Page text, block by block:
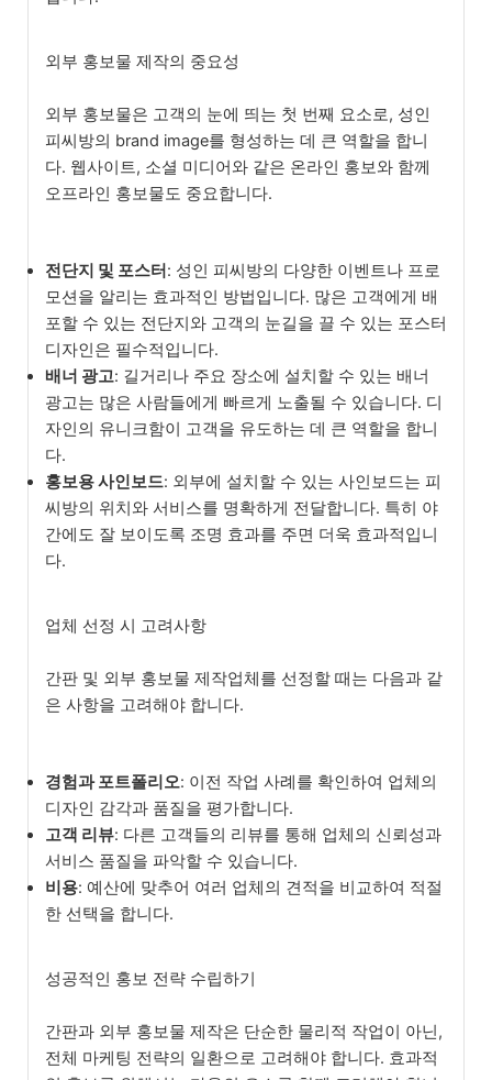
외부 홍보물 제작의 중요성
외부 홍보물은 고객의 눈에 띄는 첫 번째 요소로, 성인
피씨방의 brand image를 형성하는 데 큰 역할을 합니
다. 웹사이트, 소셜 미디어와 같은 온라인 홍보와 함께
오프라인 홍보물도 중요합니다.
전단지 및 포스터: 성인 피씨방의 다양한 이벤트나 프로
모션을 알리는 효과적인 방법입니다. 많은 고객에게 배
포할 수 있는 전단지와 고객의 눈길을 끌 수 있는 포스터
디자인은 필수적입니다.
배너 광고: 길거리나 주요 장소에 설치할 수 있는 배너
광고는 많은 사람들에게 빠르게 노출될 수 있습니다. 디
자인의 유니크함이 고객을 유도하는 데 큰 역할을 합니
다.
홍보용 사인보드: 외부에 설치할 수 있는 사인보드는 피
씨방의 위치와 서비스를 명확하게 전달합니다. 특히 야
간에도 잘 보이도록 조명 효과를 주면 더욱 효과적입니
다.
업체 선정 시 고려사항
간판 및 외부 홍보물 제작업체를 선정할 때는 다음과 같
은 사항을 고려해야 합니다.
경험과 포트폴리오: 이전 작업 사례를 확인하여 업체의
디자인 감각과 품질을 평가합니다.
고객 리뷰: 다른 고객들의 리뷰를 통해 업체의 신뢰성과
서비스 품질을 파악할 수 있습니다.
비용: 예산에 맞추어 여러 업체의 견적을 비교하여 적절
한 선택을 합니다.
성공적인 홍보 전략 수립하기
간판과 외부 홍보물 제작은 단순한 물리적 작업이 아닌,
전체 마케팅 전략의 일환으로 고려해야 합니다. 효과적